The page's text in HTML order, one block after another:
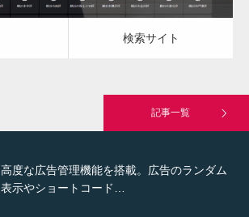
検索サイト
記事一覧
高度な広告管理機能を搭載。広告のランダム
表示やショートコード…